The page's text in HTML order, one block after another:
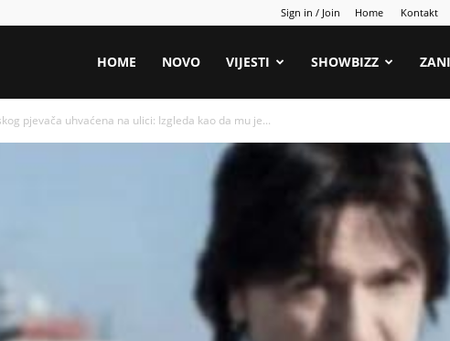
Sign in / Join Home Kontakt
HOME NOVO VIJESTI SHOWBIZZ
pjevača uhvaćena na ulici: Izgleda kao da mu je...